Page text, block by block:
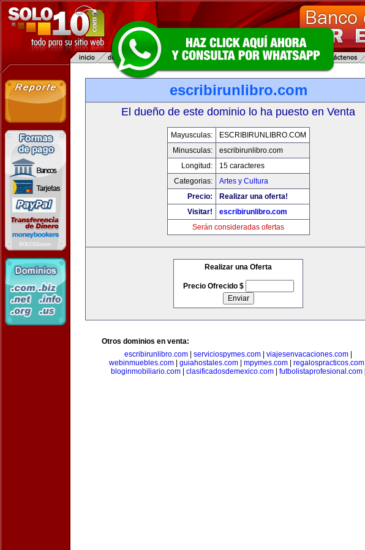
escribirunlibro.com
El dueño de este dominio lo ha puesto en Venta
Mayusculas:
ESCRIBIRUNLIBRO.COM
Minusculas:
escribirunlibro.com
Longitud:
15 caracteres
Categorias:
Artes y Cultura
Precio:
Realizar una oferta!
Visitar!
escribirunlibro.com
Serán consideradas ofertas
Realizar una Oferta
Precio Ofrecido $
Otros dominios en venta:
escribirunlibro.com
serviciospymes.com viajesenvacaciones.com
webinmuebles.com| guiahostales.com| mpymes.com| regalospracticos.com|
bloginmobiliario.com| clasificadosdemexico.com| futbolistaprofesional.com|